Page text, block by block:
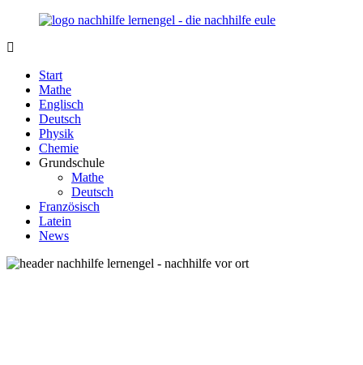
Zurück
Inhalt
Lernengel.de
Nachhilfe-
Eule
berät
zum
Thema
Nachhilfe
Lernen
wieder
Spaß
Start
Mathe
Englisch
Deutsch
Physik
Chemie
Grundschule
Mathe
Deutsch
Französisch
Latein
News